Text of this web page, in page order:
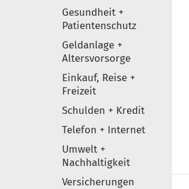
Gesundheit +
Patientenschutz
Geldanlage +
Altersvorsorge
Einkauf, Reise +
Freizeit
Schulden + Kredit
Telefon + Internet
Umwelt +
Nachhaltigkeit
Versicherungen